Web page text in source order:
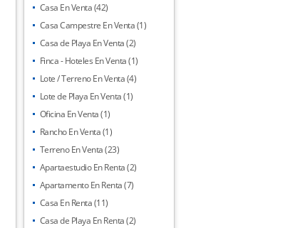
Casa En Venta (42)
Casa Campestre En Venta (1)
Casa de Playa En Venta (2)
Finca - Hoteles En Venta (1)
Lote / Terreno En Venta (4)
Lote de Playa En Venta (1)
Oficina En Venta (1)
Rancho En Venta (1)
Terreno En Venta (23)
Apartaestudio En Renta (2)
Apartamento En Renta (7)
Casa En Renta (11)
Casa de Playa En Renta (2)